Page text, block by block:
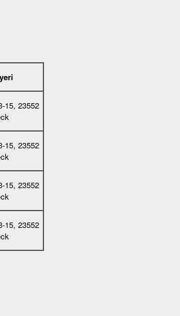
15, 23552
15, 23552
15, 23552
15, 23552